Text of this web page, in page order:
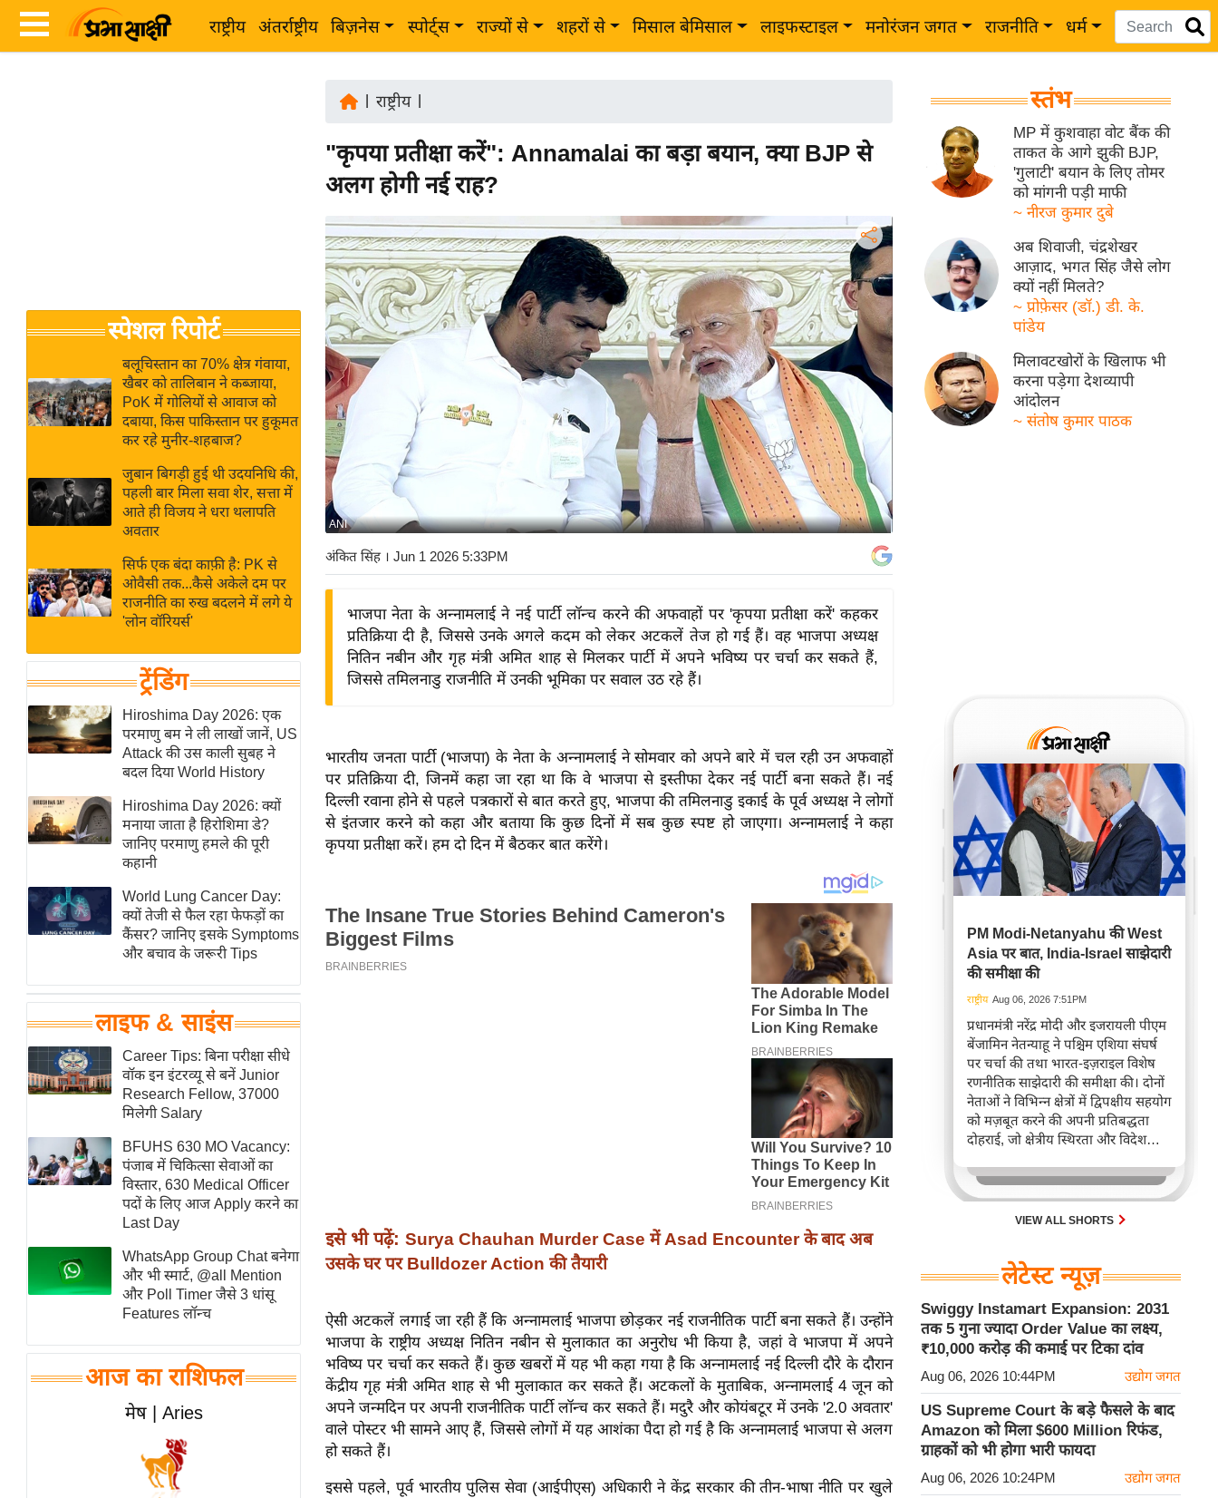
राष्ट्रीय अंतर्राष्ट्रीय बिज़नेस स्पोर्ट्स राज्यों से शहरों से मिसाल बेमिसाल लाइफस्टाइल मनोरंजन जगत राजनीति धर्म
Breaking
News in
Hindi
Hindi
Videos
जगत
राय
बजट
IPL
2026
ई-पेपर
मिसाल बेमिसाल
शख्सियत
यंग इंडिया
साहित्य जगत
ऑटो वर्ल्ड
न्यूज ब्रीफ
मनोरंजन जगत
बॉलीवुड
हॉलीवुड
फिल्म समीक्षा
News
लाइफस्टाइल
टेक्नॉलॉजी
ब्यूटी/फैशन
घरेलू नुस्खे
पर्यटन स्थल
फिटनेस मंत्रा
रिलेशनशिप
विश्लेषण
समसामयिक
मातृभूमि
स्तंभ
एम.
आर.
चाय पर
समीक्षा
स्पेशल रिपोर्ट
बलूचिस्तान का 70% क्षेत्र गंवाया,
खैबर को तालिबान ने कब्जाया,
PoK में गोलियों से आवाज को
दबाया, किस पाकिस्तान पर हुकूमत
कर रहे मुनीर-शहबाज?
जुबान बिगड़ी हुई थी उदयनिधि की,
पहली बार मिला सवा शेर, सत्ता में
आते ही विजय ने धरा थलापति
अवतार
सिर्फ एक बंदा काफ़ी है: PK से
ओवैसी तक...कैसे अकेले दम पर
राजनीति का रुख बदलने में लगे ये
'लोन वॉरियर्स'
ट्रेंडिंग
Hiroshima Day 2026: एक
परमाणु बम ने ली लाखों जानें, US
Attack की उस काली सुबह ने
बदल दिया World History
Hiroshima Day 2026: क्यों
मनाया जाता है हिरोशिमा डे?
जानिए परमाणु हमले की पूरी
कहानी
World Lung Cancer Day:
क्यों तेजी से फैल रहा फेफड़ों का
कैंसर? जानिए इसके Symptoms
और बचाव के जरूरी Tips
लाइफ & साइंस
Career Tips: बिना परीक्षा सीधे
वॉक इन इंटरव्यू से बनें Junior
Research Fellow, 37000
मिलेगी Salary
BFUHS 630 MO Vacancy:
पंजाब में चिकित्सा सेवाओं का
विस्तार, 630 Medical Officer
पदों के लिए आज Apply करने का
Last Day
WhatsApp Group Chat बनेगा
और भी स्मार्ट, @all Mention
और Poll Timer जैसे 3 धांसू
Features लॉन्च
आज का राशिफल
मेष | Aries
राष्ट्रीय|
"कृपया प्रतीक्षा करें": Annamalai का बड़ा बयान, क्या BJP से
अलग होगी नई राह?
ANI
अंकित सिंह। Jun 1 2026 5:33PM
भाजपा नेता के अन्नामलाई ने नई पार्टी लॉन्च करने की अफवाहों पर 'कृपया प्रतीक्षा करें' कहकर
प्रतिक्रिया दी है, जिससे उनके अगले कदम को लेकर अटकलें तेज हो गई हैं। वह भाजपा अध्यक्ष
नितिन नबीन और गृह मंत्री अमित शाह से मिलकर पार्टी में अपने भविष्य पर चर्चा कर सकते हैं,
जिससे तमिलनाडु राजनीति में उनकी भूमिका पर सवाल उठ रहे हैं।
भारतीय जनता पार्टी (भाजपा) के नेता के अन्नामलाई ने सोमवार को अपने बारे में चल रही उन अफवाहों
पर प्रतिक्रिया दी, जिनमें कहा जा रहा था कि वे भाजपा से इस्तीफा देकर नई पार्टी बना सकते हैं। नई
दिल्ली रवाना होने से पहले पत्रकारों से बात करते हुए, भाजपा की तमिलनाडु इकाई के पूर्व अध्यक्ष ने लोगों
से इंतजार करने को कहा और बताया कि कुछ दिनों में सब कुछ स्पष्ट हो जाएगा। अन्नामलाई ने कहा
कृपया प्रतीक्षा करें। हम दो दिन में बैठकर बात करेंगे।
इसे भी पढ़ें: Surya Chauhan Murder Case में Asad Encounter के बाद अब
उसके घर पर Bulldozer Action की तैयारी
ऐसी अटकलें लगाई जा रही हैं कि अन्नामलाई भाजपा छोड़कर नई राजनीतिक पार्टी बना सकते हैं। उन्होंने
भाजपा के राष्ट्रीय अध्यक्ष नितिन नबीन से मुलाकात का अनुरोध भी किया है, जहां वे भाजपा में अपने
भविष्य पर चर्चा कर सकते हैं। कुछ खबरों में यह भी कहा गया है कि अन्नामलाई नई दिल्ली दौरे के दौरान
केंद्रीय गृह मंत्री अमित शाह से भी मुलाकात कर सकते हैं। अटकलों के मुताबिक, अन्नामलाई 4 जून को
अपने जन्मदिन पर अपनी राजनीतिक पार्टी लॉन्च कर सकते हैं। मदुरै और कोयंबटूर में उनके '2.0 अवतार'
वाले पोस्टर भी सामने आए हैं, जिससे लोगों में यह आशंका पैदा हो गई है कि अन्नामलाई भाजपा से अलग
हो सकते हैं।
इससे पहले, पूर्व भारतीय पुलिस सेवा (आईपीएस) अधिकारी ने केंद्र सरकार की तीन-भाषा नीति पर खुले
स्तंभ
MP में कुशवाहा वोट बैंक की
ताकत के आगे झुकी BJP,
'गुलाटी' बयान के लिए तोमर
को मांगनी पड़ी माफी
~ नीरज कुमार दुबे
अब शिवाजी, चंद्रशेखर
आज़ाद, भगत सिंह जैसे लोग
क्यों नहीं मिलते?
~ प्रोफ़ेसर (डॉ.) डी. के.
पांडेय
मिलावटखोरों के खिलाफ भी
करना पड़ेगा देशव्यापी
आंदोलन
~ संतोष कुमार पाठक
PM Modi-Netanyahu की West
Asia पर बात, India-Israel साझेदारी
की समीक्षा की
राष्ट्रीय Aug 06, 2026 7:51PM
प्रधानमंत्री नरेंद्र मोदी और इजरायली पीएम
बेंजामिन नेतन्याहू ने पश्चिम एशिया संघर्ष
पर चर्चा की तथा भारत-इज़राइल विशेष
रणनीतिक साझेदारी की समीक्षा की। दोनों
नेताओं ने विभिन्न क्षेत्रों में द्विपक्षीय सहयोग
को मज़बूत करने की अपनी प्रतिबद्धता
दोहराई, जो क्षेत्रीय स्थिरता और विदेश
करता है।
VIEW ALL SHORTS
लेटेस्ट न्यूज़
Swiggy Instamart Expansion: 2031
तक 5 गुना ज्यादा Order Value का लक्ष्य,
₹10,000 करोड़ की कमाई पर टिका दांव
Aug 06, 2026 10:44PM उद्योग जगत
US Supreme Court के बड़े फैसले के बाद
Amazon को मिला $600 Million रिफंड,
ग्राहकों को भी होगा भारी फायदा
Aug 06, 2026 10:24PM उद्योग जगत